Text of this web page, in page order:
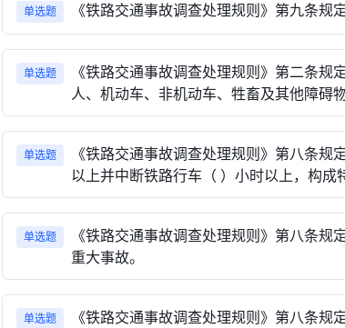
单选题 《铁路交通事故调查处理规则》第九条规
单选题
《铁路交通事故调查处理规则》第二条
人、机动车、非机动车、牲畜及其他障碍
单选题
《铁路交通事故调查处理规则》第八条
以上并中断铁路行车（ ）小时以上，构成
单选题
《铁路交通事故调查处理规则》第八条规
重大事故。
单选题
《铁路交通事故调查处理规则》第八条规